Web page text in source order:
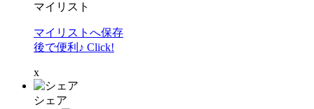
マイリスト
マイリストへ保存
後で便利♪ Click!
x
シェア